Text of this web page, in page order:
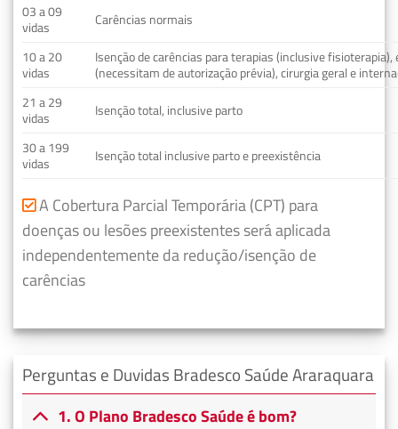
03 a 09
vidas
Carências normais
10 a 20
vidas
Isenção de carências para terapias (inclusive fisioterapia),
(necessitam de autorização prévia), cirurgia geral e
21 a 29
vidas
Isenção total, inclusive parto
30 a 199
vidas
Isenção total inclusive parto e preexistência
A Cobertura Parcial Temporária (CPT) para
doenças ou lesões preexistentes será aplicada
independentemente da redução/isenção de
carências
Perguntas e Duvidas Bradesco Saúde Araraquara
1. O Plano Bradesco Saúde é bom?